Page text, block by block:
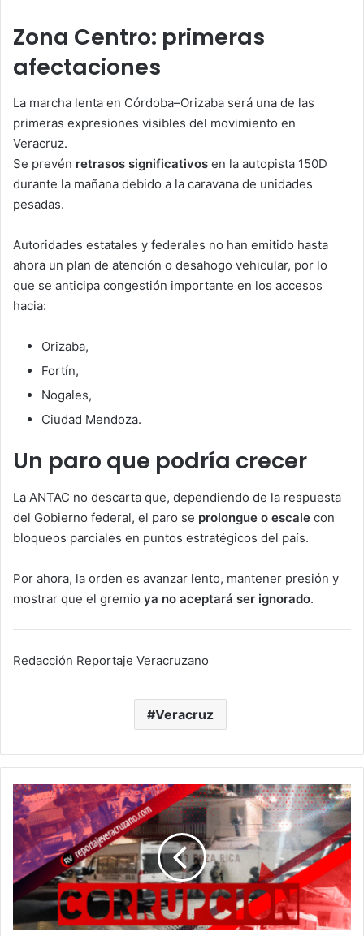
Zona Centro: primeras
afectaciones
La marcha lenta en Córdoba–Orizaba será una de las
primeras expresiones visibles del movimiento en
Veracruz.
Se prevén retrasos significativos en la autopista 150D
durante la mañana debido a la caravana de unidades
pesadas.
Autoridades estatales y federales no han emitido hasta
ahora un plan de atención o desahogo vehicular, por lo
que se anticipa congestión importante en los accesos
hacia:
Orizaba,
Fortín,
Nogales,
Ciudad Mendoza.
Un paro que podría crecer
La ANTAC no descarta que, dependiendo de la respuesta
del Gobierno federal, el paro se prolongue o escale con
bloqueos parciales en puntos estratégicos del país.
Por ahora, la orden es avanzar lento, mantener presión y
mostrar que el gremio ya no aceptará ser ignorado.
Redacción Reportaje Veracruzano
Veracruz
El
Negocio
Perfecto:
Directores,
Redes
Criminales
Sistema